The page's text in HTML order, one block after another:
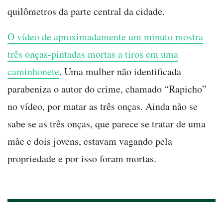
quilômetros da parte central da cidade.
O vídeo de aproximadamente um minuto mostra
três onças-pintadas mortas a tiros em uma
caminhonete. Uma mulher não identificada
parabeniza o autor do crime, chamado “Rapicho”
no vídeo, por matar as três onças. Ainda não se
sabe se as três onças, que parece se tratar de uma
mãe e dois jovens, estavam vagando pela
propriedade e por isso foram mortas.